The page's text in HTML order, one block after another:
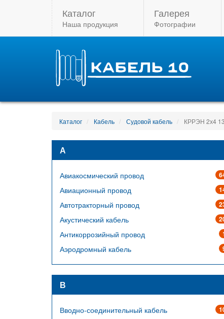
Каталог
Наша продукция
Галерея
Фотографии
Каталог Кабель Судовой кабель КРРЭН 2х4
А
Авиакосмический провод
Авиационный провод
Автотракторный провод
Акустический кабель
Антикоррозийный провод
Аэродромный кабель
В
Вводно-соединительный кабель